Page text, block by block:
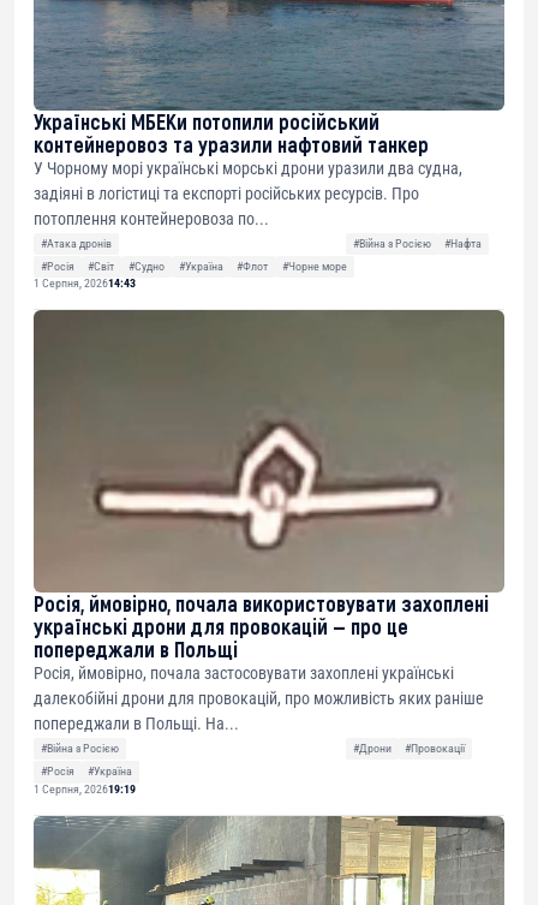
Українські МБЕКи потопили російський
контейнеровоз та уразили нафтовий танкер
У Чорному морі українські морські дрони уразили два судна,
задіяні в логістиці та експорті російських ресурсів. Про
потоплення контейнеровоза по...
#Атака дронів #Війна з Росією
#Нафта
#Росія
#Світ #Судно #Україна #Флот
#Чорне море
1 Серпня, 202614:43
Росія, ймовірно, почала використовувати захоплені
українські дрони для провокацій — про це
попереджали в Польщі
Росія, ймовірно, почала застосовувати захоплені українські
далекобійні дрони для провокацій, про можливість яких раніше
попереджали в Польщі. На...
#Війна з Росією #Дрони
#Провокації
#Росія
#Україна
1 Серпня, 202619:19